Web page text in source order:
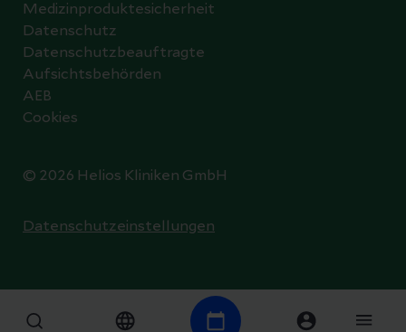
© 2026 Helios Kliniken GmbH
Medizinproduktesicherheit
Datenschutz
Datenschutzbeauftragte
Aufsichtsbehörden
AEB
Cookies
Datenschutzeinstellungen